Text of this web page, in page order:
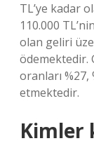
TL’ye kadar
110.000
olan geliri
ödemektedir.
oranları
etmektedir.
Kimler